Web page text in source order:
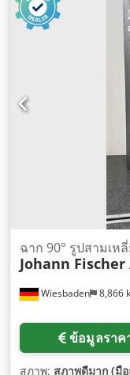
Wiesbaden 8,866
ฉาก 90° รูปสามเห
Johann
ข้อมูลราค
สภาพ: สภาพดีมาก (มื